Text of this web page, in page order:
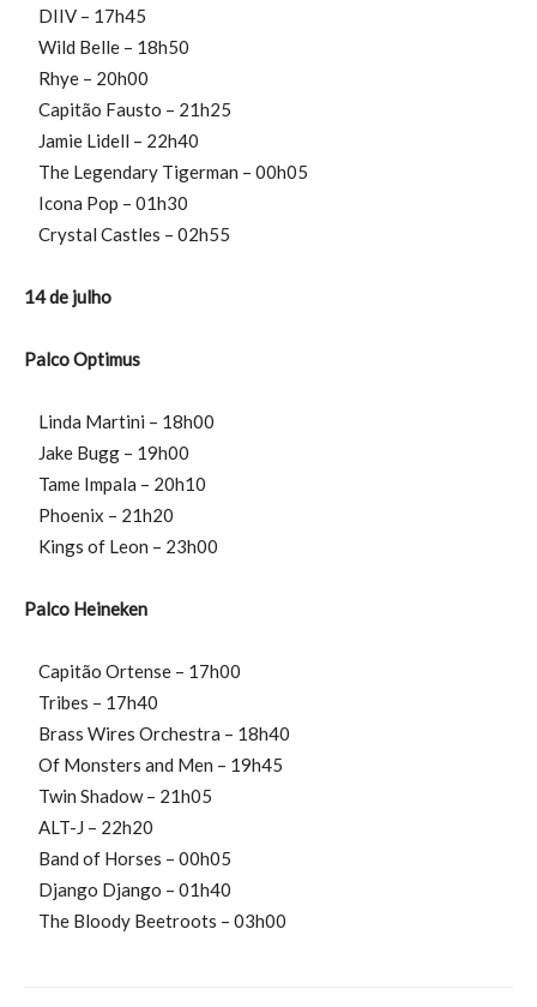
DIIV – 17h45
Wild Belle – 18h50
Rhye – 20h00
Capitão Fausto – 21h25
Jamie Lidell – 22h40
The Legendary Tigerman – 00h05
Icona Pop – 01h30
Crystal Castles – 02h55
14 de julho
Palco Optimus
Linda Martini – 18h00
Jake Bugg – 19h00
Tame Impala – 20h10
Phoenix – 21h20
Kings of Leon – 23h00
Palco Heineken
Capitão Ortense – 17h00
Tribes – 17h40
Brass Wires Orchestra – 18h40
Of Monsters and Men – 19h45
Twin Shadow – 21h05
ALT-J – 22h20
Band of Horses – 00h05
Django Django – 01h40
The Bloody Beetroots – 03h00